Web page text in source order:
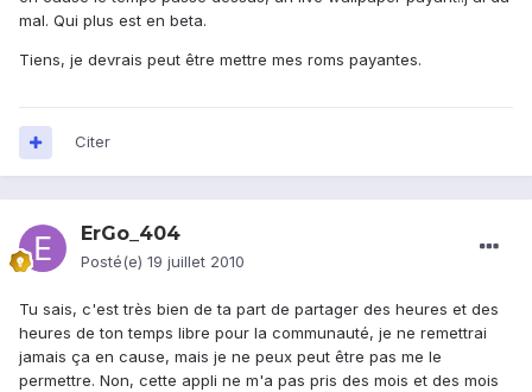
mal. Qui plus est en beta.
Tiens, je devrais peut être mettre mes roms payantes.
Citer
ErGo_404
Posté(e) 19 juillet 2010
Tu sais, c'est très bien de ta part de partager des heures et des
heures de ton temps libre pour la communauté, je ne remettrai
jamais ça en cause, mais je ne peux peut être pas me le
permettre. Non, cette appli ne m'a pas pris des mois et des mois